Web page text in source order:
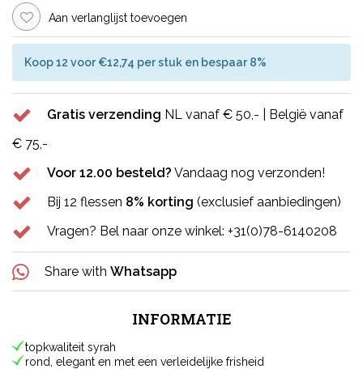
Aan verlanglijst toevoegen
Koop 12 voor €12,74 per stuk en bespaar 8%
Gratis verzending NL vanaf € 50,- | België vanaf
€ 75,-
Voor 12.00 besteld? Vandaag nog verzonden!
Bij 12 flessen 8% korting (exclusief aanbiedingen)
Vragen? Bel naar onze winkel: +31(0)78-6140208
Share with Whatsapp
INFORMATIE
topkwaliteit syrah
rond, elegant en met een verleidelijke frisheid